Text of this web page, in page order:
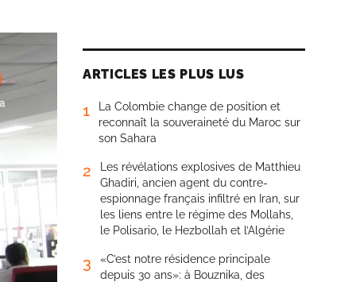
ARTICLES LES PLUS LUS
1
La Colombie change de position et
reconnaît la souveraineté du Maroc sur
son Sahara
2
Les révélations explosives de Matthieu
Ghadiri, ancien agent du contre-
espionnage français infiltré en Iran, sur
les liens entre le régime des Mollahs,
le Polisario, le Hezbollah et l’Algérie
3
«C’est notre résidence principale
depuis 30 ans»: à Bouznika, des